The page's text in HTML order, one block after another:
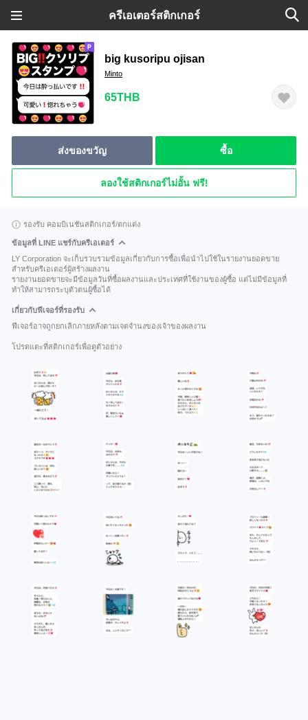
ครีเอเตอร์สติกเกอร์
big kusoripu ojisan
Minto
65THB
ส่งของขวัญ ซื้อ
ลองใช้สติกเกอร์ไม่อั้น ฟรี!
รองรับ คอมบิเนชันสติกเกอร์/ตกแต่ง
ข้อมูลที่ LINE แชร์กับครีเอเตอร์
LY Corporation จะเก็บรวบรวมข้อมูลเกี่ยวกับการซื้อเพื่อนำไปใช้ในรายงานยอดขาย
สำหรับครีเอเตอร์ผู้สร้างผลงาน
รายงานยอดขายจะมีข้อมูลวันที่ซื้อผลงานและประเทศที่ใช้งานของผู้ซื้อ แต่ไม่มีข้อมูลที่
ทำให้สามารถระบุตัวตนผู้ซื้อได้
เกี่ยวกับฟีเจอร์ที่รองรับ
ฟีเจอร์อาจถูกยกเลิกภายหลังตามเจตจำนงของเจ้าของผลงาน
โปรดแตะที่สติกเกอร์เพื่อดูตัวอย่าง